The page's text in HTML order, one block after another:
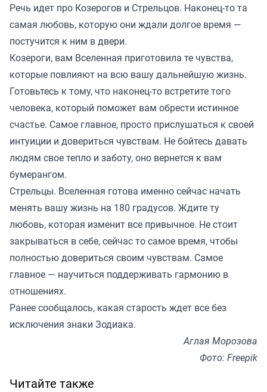
Речь идет про Козерогов и Стрельцов. Наконец-то та
самая любовь, которую они ждали долгое время —
постучится к ним в двери.
Козероги, вам Вселенная приготовила те чувства,
которые повлияют на всю вашу дальнейшую жизнь.
Готовьтесь к тому, что наконец-то встретите того
человека, который поможет вам обрести истинное
счастье. Самое главное, просто прислушаться к своей
интуиции и довериться чувствам. Не бойтесь давать
людям свое тепло и заботу, оно вернется к вам
бумерангом.
Стрельцы. Вселенная готова именно сейчас начать
менять вашу жизнь на 180 градусов. Ждите ту
любовь, которая изменит все привычное. Не стоит
закрываться в себе, сейчас то самое время, чтобы
полностью довериться своим чувствам. Самое
главное — научиться поддерживать гармонию в
отношениях.
Ранеесообщалось, какая старость ждет все без
исключения знаки Зодиака.
Аглая Морозова
Фото: Freepik
Читайте также